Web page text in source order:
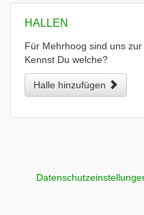
HALLEN
Für Mehrhoog sind uns
Kennst Du welche?
Halle hinzufügen